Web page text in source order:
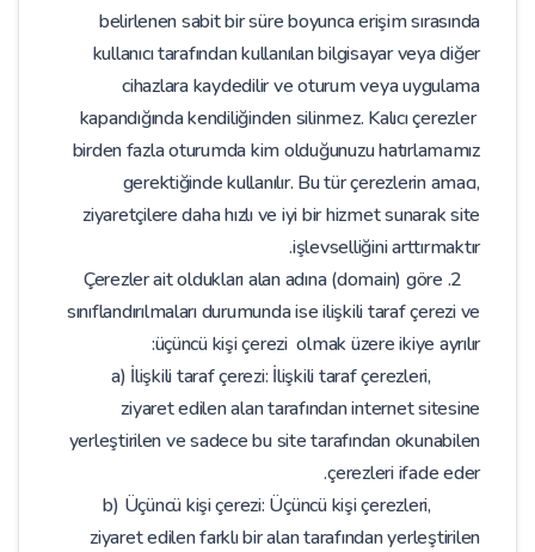
belirlenen sabit bir süre boyunca erişim sırasında
kullanıcı tarafından kullanılan bilgisayar veya diğer
cihazlara kaydedilir ve oturum veya uygulama
kapandığında kendiliğinden silinmez. Kalıcı çerezler
birden fazla oturumda kim olduğunuzu hatırlamamız
gerektiğinde kullanılır. Bu tür çerezlerin amacı,
ziyaretçilere daha hızlı ve iyi bir hizmet sunarak site
işlevselliğini arttırmaktır.
2. Çerezler ait oldukları alan adına (domain) göre
sınıflandırılmaları durumunda ise ilişkili taraf çerezi ve
üçüncü kişi çerezi olmak üzere ikiye ayrılır:
a) İlişkili taraf çerezi: İlişkili taraf çerezleri,
ziyaret edilen alan tarafından internet sitesine
yerleştirilen ve sadece bu site tarafından okunabilen
çerezleri ifade eder.
b) Üçüncü kişi çerezi: Üçüncü kişi çerezleri,
ziyaret edilen farklı bir alan tarafından yerleştirilen